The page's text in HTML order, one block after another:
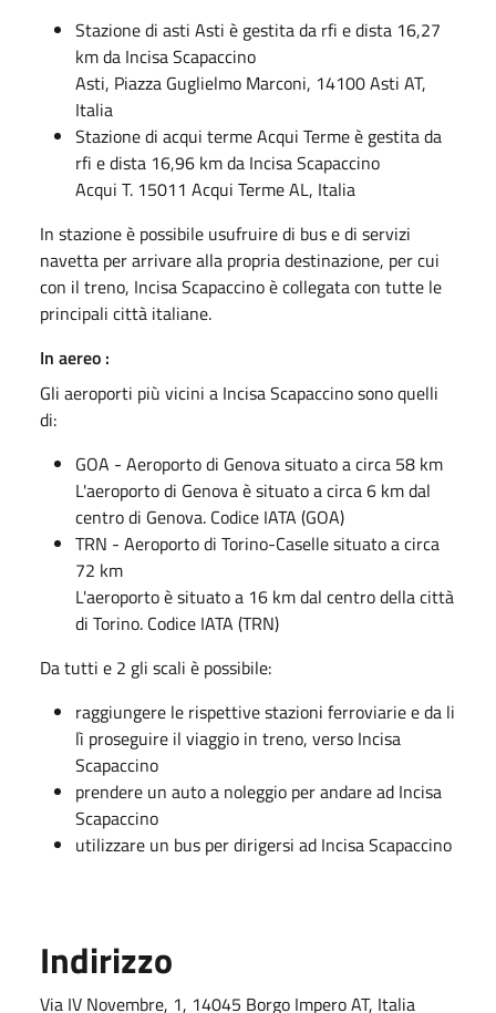
Stazione di asti Asti è gestita da rfi e dista 16,27
km da Incisa Scapaccino
Asti, Piazza Guglielmo Marconi, 14100 Asti AT,
Italia
Stazione di acqui terme Acqui Terme è gestita da
rfi e dista 16,96 km da Incisa Scapaccino
Acqui T. 15011 Acqui Terme AL, Italia
In stazione è possibile usufruire di bus e di servizi
navetta per arrivare alla propria destinazione, per cui
con il treno, Incisa Scapaccino è collegata con tutte le
principali città italiane.
In aereo :
Gli aeroporti più vicini a Incisa Scapaccino sono quelli
di:
GOA - Aeroporto di Genova situato a circa 58 km
L'aeroporto di Genova è situato a circa 6 km dal
centro di Genova. Codice IATA (GOA)
TRN - Aeroporto di Torino-Caselle situato a circa
72 km
L'aeroporto è situato a 16 km dal centro della città
di Torino. Codice IATA (TRN)
Da tutti e 2 gli scali è possibile:
raggiungere le rispettive stazioni ferroviarie e da li
lì proseguire il viaggio in treno, verso Incisa
Scapaccino
prendere un auto a noleggio per andare ad Incisa
Scapaccino
utilizzare un bus per dirigersi ad Incisa Scapaccino
Indirizzo
Via IV Novembre, 1, 14045 Borgo Impero AT, Italia